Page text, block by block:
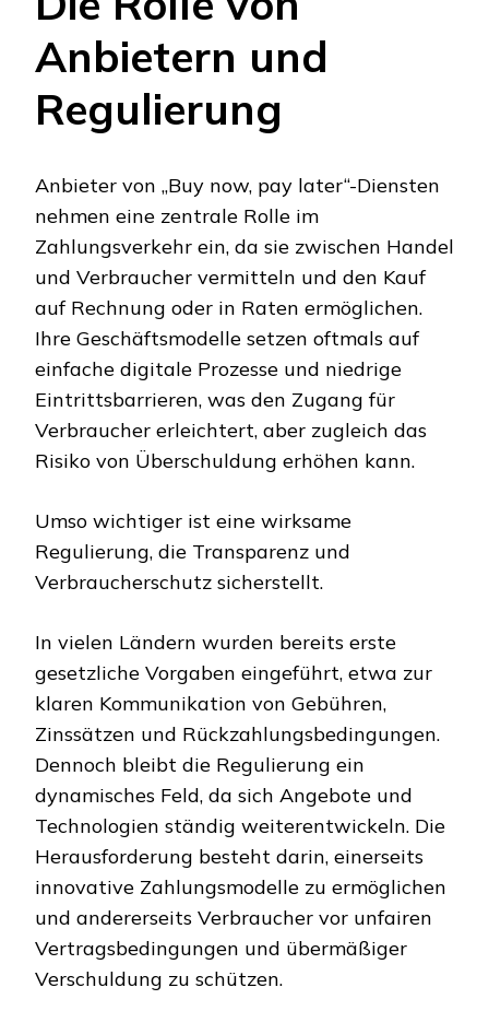
Anbietern und
Regulierung
Anbieter von „Buy now, pay later“-Diensten
nehmen eine zentrale Rolle im
Zahlungsverkehr ein, da sie zwischen Handel
und Verbraucher vermitteln und den Kauf
auf Rechnung oder in Raten ermöglichen.
Ihre Geschäftsmodelle setzen oftmals auf
einfache digitale Prozesse und niedrige
Eintrittsbarrieren, was den Zugang für
Verbraucher erleichtert, aber zugleich das
Risiko von Überschuldung erhöhen kann.
Umso wichtiger ist eine wirksame
Regulierung, die Transparenz und
Verbraucherschutz sicherstellt.
In vielen Ländern wurden bereits erste
gesetzliche Vorgaben eingeführt, etwa zur
klaren Kommunikation von Gebühren,
Zinssätzen und Rückzahlungsbedingungen.
Dennoch bleibt die Regulierung ein
dynamisches Feld, da sich Angebote und
Technologien ständig weiterentwickeln. Die
Herausforderung besteht darin, einerseits
innovative Zahlungsmodelle zu ermöglichen
und andererseits Verbraucher vor unfairen
Vertragsbedingungen und übermäßiger
Verschuldung zu schützen.